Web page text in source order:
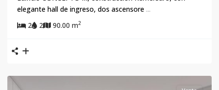
elegante hall de ingreso, dos ascensore ...
2
2 90.00 m2